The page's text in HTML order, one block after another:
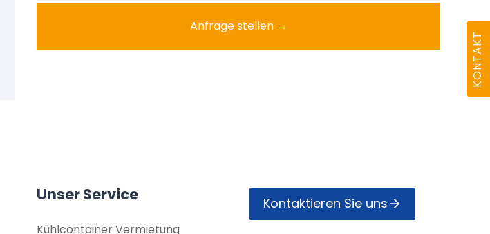
Anfrage stellen →
Unser Service
Kühlcontainer Vermietung
Kontak­tieren Sie uns
KONTAKT